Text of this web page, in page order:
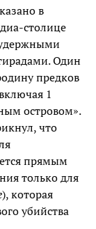
в
столице
Один
предков
1
островом».
что
прямым
только для
), которая
убийства